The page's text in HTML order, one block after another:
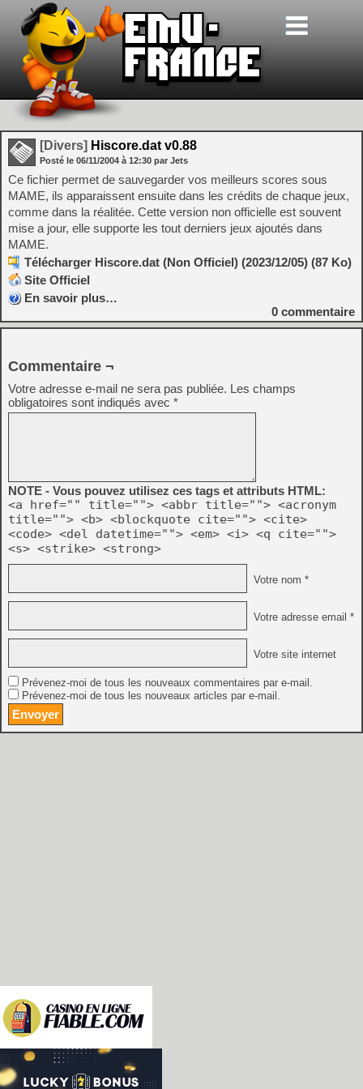
[Divers] Hiscore.dat v0.88
Posté le 06/11/2004 à 12:30 par Jets
Ce fichier permet de sauvegarder vos meilleurs scores sous
MAME, ils apparaissent ensuite dans les crédits de chaque jeux,
comme dans la réalitée. Cette version non officielle est souvent
mise a jour, elle supporte les tout derniers jeux ajoutés dans
MAME.
Télécharger Hiscore.dat (Non Officiel) (2023/12/05) (87 Ko)
Site Officiel
En savoir plus…
0 commentaire
Commentaire ¬
Votre adresse e-mail ne sera pas publiée. Les champs
obligatoires sont indiqués avec *
NOTE - Vous pouvez utilisez ces tags et attributs HTML:
<a href="" title=""> <abbr title=""> <acronym
title=""> <b> <blockquote cite=""> <cite>
<code> <del datetime=""> <em> <i> <q cite="">
<s> <strike> <strong>
Votre nom *
Votre adresse email *
Votre site internet
Prévenez-moi de tous les nouveaux commentaires par e-mail.
Prévenez-moi de tous les nouveaux articles par e-mail.